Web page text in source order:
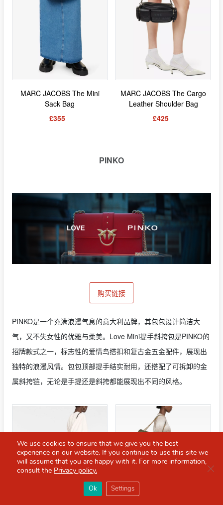
MARC JACOBS The Mini
Sack Bag
£355
MARC JACOBS The Cargo
Leather Shoulder Bag
£425
PINKO
购买链接
PINKO是一个充满浪漫气息的意大利品牌，其包包设计简洁大
气，又不失女性的优雅与柔美。Love Mini提手斜挎包是PINKO的
招牌款式之一，标志性的爱情鸟搭扣和复古金五金配件，展现出
独特的浪漫风情。包包顶部提手结实耐用，还搭配了可拆卸的金
属斜挎链，无论是手提还是斜挎都能展现出不同的风格。
你必备的英国指南
We use cookies to ensure that we give you the best
experience on our website. If you continue to use this site we
will assume that you are happy with it. For more information,
consult the Privacy policy.
Ok Settings